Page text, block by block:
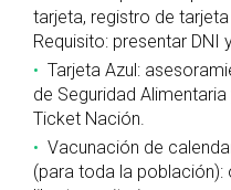
tarjeta, registro de
Requisito: presentar DNI
Tarjeta Azul:
de Seguridad
Ticket Nación.
Vacunación de
(para toda la